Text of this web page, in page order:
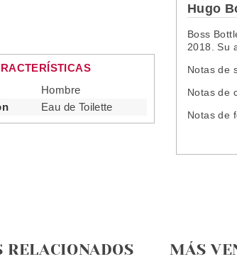
Hombre
Eau de Toilette
Hugo
Boss
2018. Su
Notas de
Notas de
Notas de
RELACIONADOS MÁS